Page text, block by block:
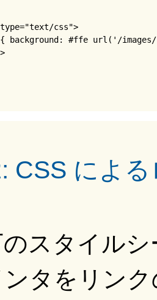
css">
background: #ffe url('/
CSS によ
のスタイル
タをリン